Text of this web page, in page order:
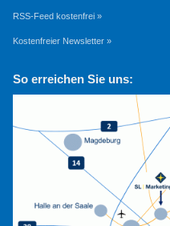
RSS-Feed kostenfrei »
Kostenfreier Newsletter »
So erreichen Sie uns: